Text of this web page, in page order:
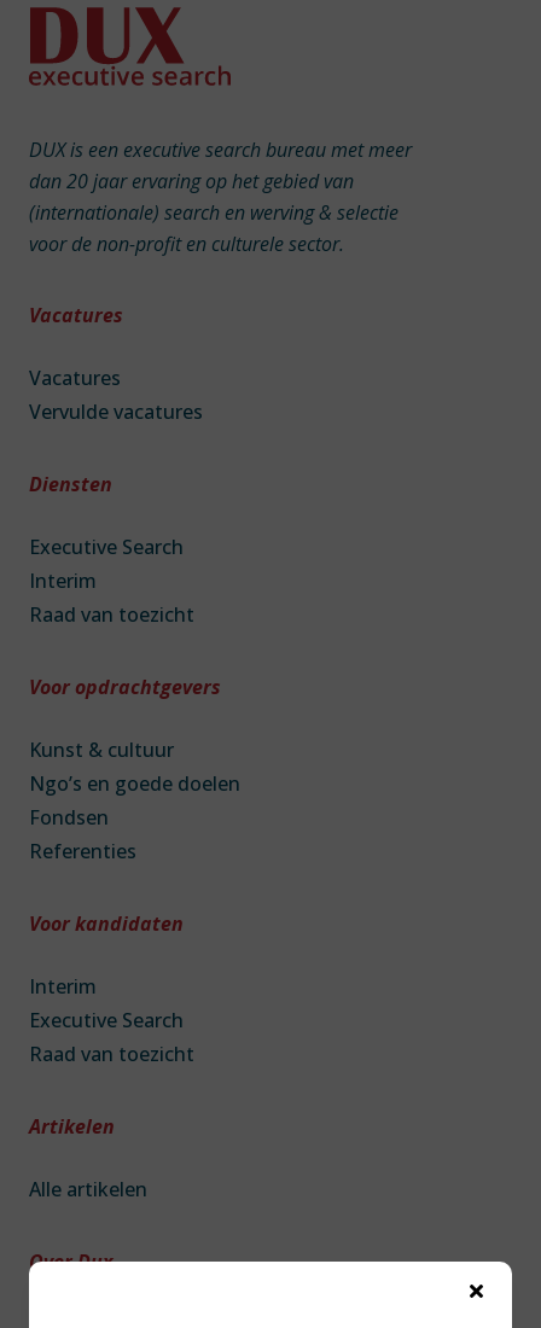
DUX is een executive search bureau met meer
dan 20 jaar ervaring op het gebied van
(internationale) search en werving & selectie
voor de non-profit en culturele sector.
Vacatures
Vacatures
Vervulde vacatures
Diensten
Executive Search
Interim
Raad van toezicht
Voor opdrachtgevers
Kunst & cultuur
Ngo’s en goede doelen
Fondsen
Referenties
Voor kandidaten
Interim
Executive Search
Raad van toezicht
Artikelen
Alle artikelen
Over Dux
